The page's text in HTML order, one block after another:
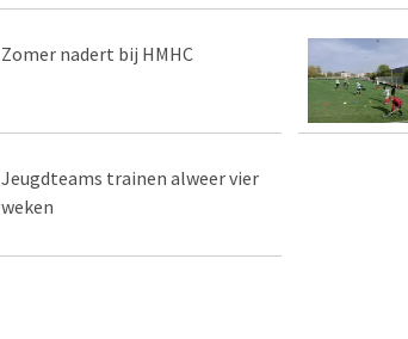
Zomer nadert bij HMHC
Jeugdteams trainen alweer vier
weken